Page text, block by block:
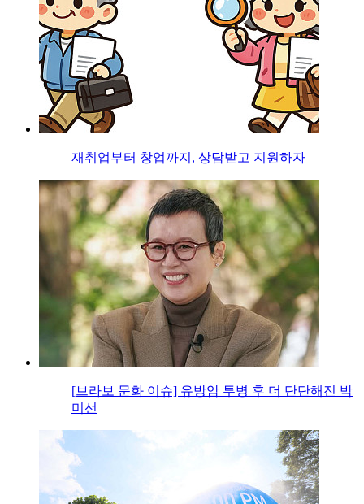
재취업부터 창업까지, 상담받고 지원하자
[브라보 문화 이슈] 유방암 투병 후 더 단단해진 박
미선